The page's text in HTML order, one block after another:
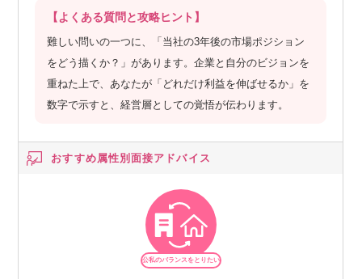
【よくある質問と攻略ヒント】
難しい問いの一つに、「当社の3年後の市場ポジション
をどう描くか？」があります。企業と自分のビジョンを
重ねた上で、あなたが「どれだけ利益を伸ばせるか」を
数字で示すと、経営層としての覚悟が伝わります。
おすすめ属性別面接アドバイス
公私のバランスをとりたい